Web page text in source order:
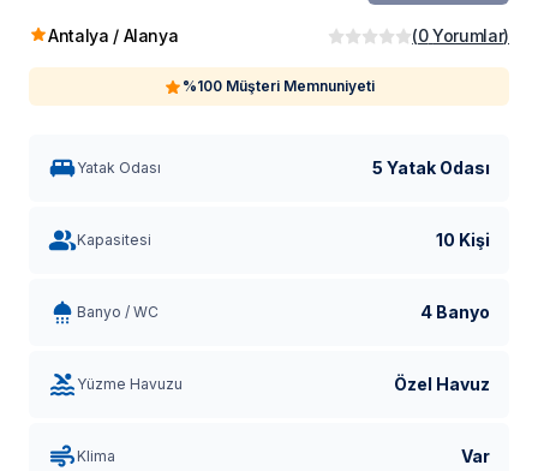
Antalya / Alanya (0 Yorumlar)
%100 Müşteri Memnuniyeti
Yatak Odası 5 Yatak Odası
Kapasitesi 10 Kişi
Banyo / WC 4 Banyo
Yüzme Havuzu Özel Havuz
Klima Var